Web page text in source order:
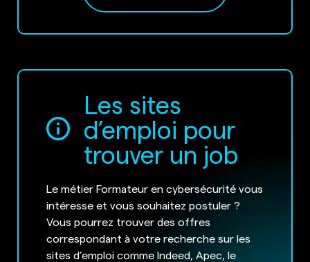
Les sites
d’emploi pour
trouver un job
Le métier Formateur en cybersécurité vous
intéresse et vous souhaitez postuler ?
Vous pourrez trouver des offres
correspondant à votre recherche sur les
sites d’emploi comme Indeed, Apec, le